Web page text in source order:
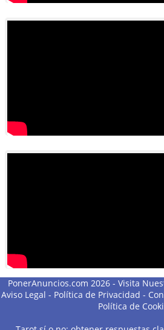
PonerAnuncios.com 2026 - Visita
Aviso Legal - Política de Privacidad -
Política de